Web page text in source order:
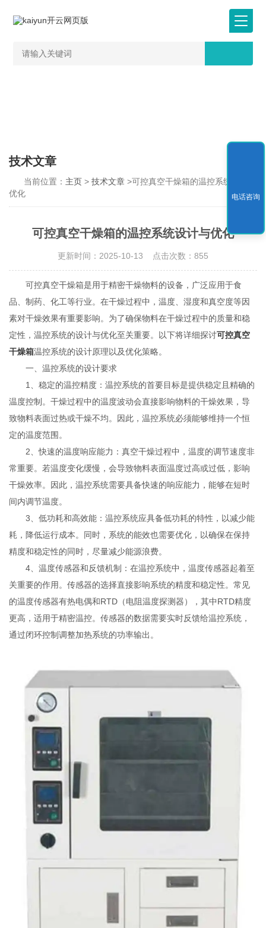
技术文章
当前位置： 主页 >技术文章 >可控真空干燥箱的温控系统设计与
优化
可控真空干燥箱的温控系统设计与优化
更新时间：2025-10-13 点击次数：855
可控真空干燥箱是用于精密干燥物料的设备，广泛应用于食
品、制药、化工等行业。在干燥过程中，温度、湿度和真空度等因
素对干燥效果有重要影响。为了确保物料在干燥过程中的质量和稳
定性，温控系统的设计与优化至关重要。以下将详细探讨可控真空
干燥箱温控系统的设计原理以及优化策略。
一、温控系统的设计要求
1、稳定的温控精度：温控系统的首要目标是提供稳定且精确的
温度控制。干燥过程中的温度波动会直接影响物料的干燥效果，导
致物料表面过热或干燥不均。因此，温控系统必须能够维持一个恒
定的温度范围。
2、快速的温度响应能力：真空干燥过程中，温度的调节速度非
常重要。若温度变化缓慢，会导致物料表面温度过高或过低，影响
干燥效率。因此，温控系统需要具备快速的响应能力，能够在短时
间内调节温度。
3、低功耗和高效能：温控系统应具备低功耗的特性，以减少能
耗，降低运行成本。同时，系统的能效也需要优化，以确保在保持
精度和稳定性的同时，尽量减少能源浪费。
4、温度传感器和反馈机制：在温控系统中，温度传感器起着至
关重要的作用。传感器的选择直接影响系统的精度和稳定性。常见
的温度传感器有热电偶和RTD（电阻温度探测器），其中RTD精度
更高，适用于精密温控。传感器的数据需要实时反馈给温控系统，
通过闭环控制调整加热系统的功率输出。
电话咨询